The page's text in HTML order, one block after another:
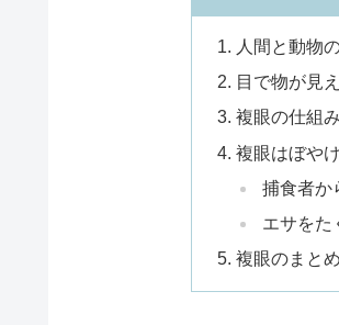
人間と動物
目で物が見
複眼の仕組み
複眼はぼや
捕食者か
エサをた
複眼のまとめ